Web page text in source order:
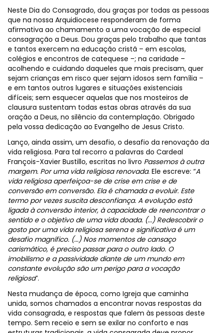
Neste Dia do Consagrado, dou graças por todas as pessoas
que na nossa Arquidiocese responderam de forma
afirmativa ao chamamento a uma vocação de especial
consagração a Deus. Dou graças pelo trabalho que tantas
e tantos exercem na educação cristã – em escolas,
colégios e encontros de catequese –; na caridade –
acolhendo e cuidando daqueles que mais precisam, quer
sejam crianças em risco quer sejam idosos sem família –
e em tantos outros lugares e situações existenciais
difíceis; sem esquecer aquelas que nos mosteiros de
clausura sustentam todas estas obras através da sua
oração a Deus, no silêncio da contemplação. Obrigado
pela vossa dedicação ao Evangelho de Jesus Cristo.
Lanço, ainda assim, um desafio, o desafio da renovação da
vida religiosa. Para tal recorro a palavras do Cardeal
François-Xavier Bustillo, escritas no livro Passemos à outra
margem. Por uma vida religiosa renovada. Ele escreve: “A
vida religiosa aperfeiçoa-se de crise em crise e de
conversão em conversão. Ela é chamada a evoluir. Este
termo por vezes suscita desconfiança. A evolução está
ligada à conversão interior, à capacidade de reencontrar o
sentido e o objetivo de uma vida doada. (...) Redescobrir o
gosto por uma vida religiosa serena e significativa é um
desafio magnífico. (...) Nos momentos de cansaço
carismático, é preciso passar para o outro lado. O
imobilismo e a passividade diante de um mundo em
constante evolução são um perigo para a vocação
religiosa”.
Nesta mudança de época, como Igreja que caminha
unida, somos chamados a encontrar novas respostas da
vida consagrada, e respostas que falem às pessoas deste
tempo. Sem receio e sem se exilar no conforto e nas